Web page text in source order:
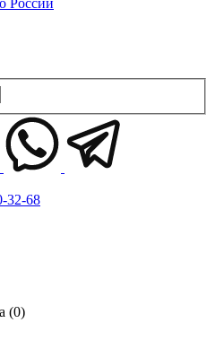
32-68
(0)